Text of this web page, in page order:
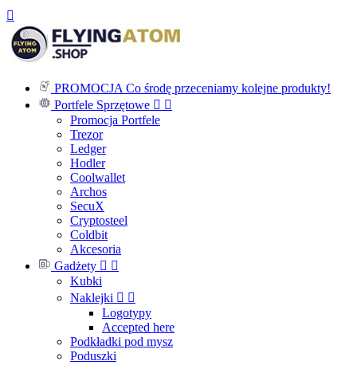

PROMOCJA Co środę przeceniamy kolejne produkty!
Portfele Sprzętowe  
Promocja Portfele
Trezor
Ledger
Hodler
Coolwallet
Archos
SecuX
Cryptosteel
Coldbit
Akcesoria
Gadżety  
Kubki
Naklejki  
Logotypy
Accepted here
Podkładki pod mysz
Poduszki